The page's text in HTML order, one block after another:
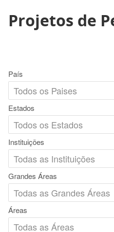
Projetos de
País
Estados
Instituições
Grandes Áreas
Áreas